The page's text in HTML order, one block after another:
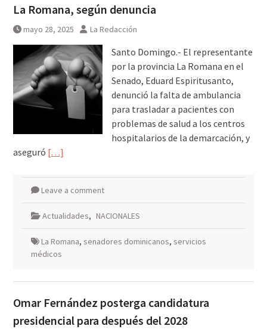
La Romana, según denuncia
mayo 28, 2025 La Redacción
Santo Domingo.- El representante
por la provincia La Romana en el
Senado, Eduard Espiritusanto,
denunció la falta de ambulancia
para trasladar a pacientes con
problemas de salud a los centros
hospitalarios de la demarcación, y
aseguró […]
Leave a comment
Actualidades, NACIONALES
La Romana, senadores dominicanos, servicios
médicos
Omar Fernández posterga candidatura
presidencial para después del 2028